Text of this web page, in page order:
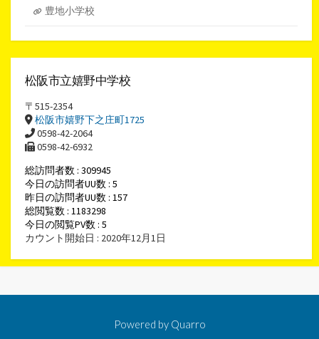
豊地小学校
松阪市立嬉野中学校
〒515-2354
松阪市嬉野下之庄町1725
0598-42-2064
0598-42-6932
総訪問者数 : 309945
今日の訪問者UU数 : 5
昨日の訪問者UU数 : 157
総閲覧数 : 1183298
今日の閲覧PV数 : 5
カウント開始日 : 2020年12月1日
Powered by Quarro